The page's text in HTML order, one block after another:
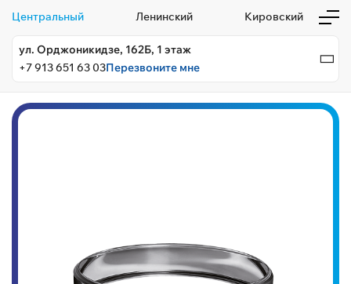
Центральный Ленинский Кировский
ул. Орджоникидзе, 162Б, 1 этаж
+7 913 651 63 03Перезвоните мне